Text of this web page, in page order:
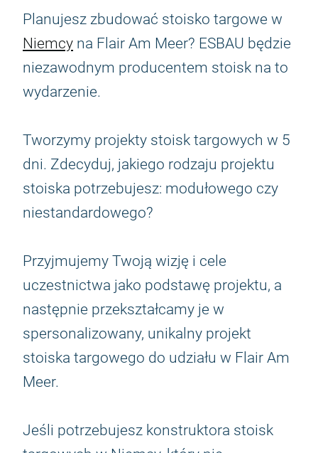
Planujesz zbudować stoisko targowe w
Niemcy na Flair Am Meer? ESBAU będzie
niezawodnym producentem stoisk na to
wydarzenie.
Tworzymy projekty stoisk targowych w 5
dni. Zdecyduj, jakiego rodzaju projektu
stoiska potrzebujesz: modułowego czy
niestandardowego?
Przyjmujemy Twoją wizję i cele
uczestnictwa jako podstawę projektu, a
następnie przekształcamy je w
spersonalizowany, unikalny projekt
stoiska targowego do udziału w Flair Am
Meer.
Jeśli potrzebujesz konstruktora stoisk